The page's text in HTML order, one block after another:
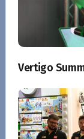
Vertigo